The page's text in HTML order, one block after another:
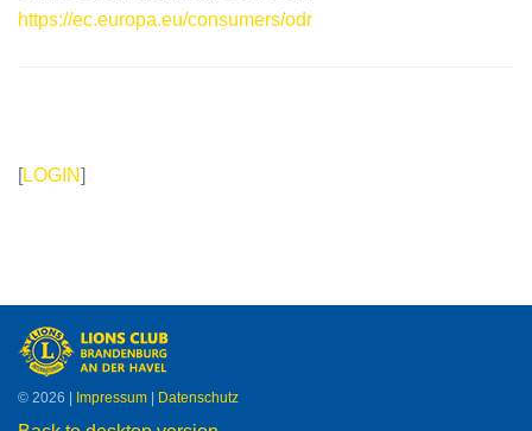
https://ec.europa.eu/consumers/odr
[LOGIN]
© 2026 Impressum Datenschutz